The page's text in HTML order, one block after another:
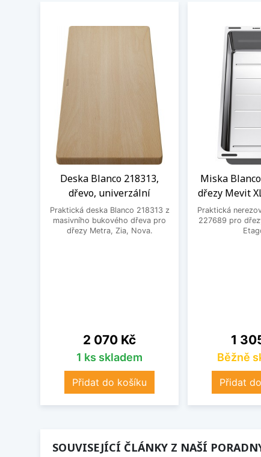
Deska Blanco 218313,
dřevo, univerzální
Praktická deska Blanco 218313 z
masivního bukového dřeva pro
dřezy Metra, Zia, Nova.
Cena
2 070 Kč
1 ks skladem
Přidat do košíku
Miska
dřezy Mevit
Praktická
227689 pro
Cena
1
Běžně
Přidat
SOUVISEJÍCÍ ČLÁNKY Z NAŠÍ